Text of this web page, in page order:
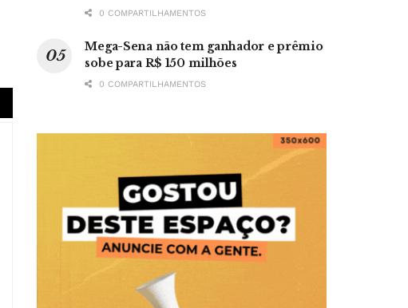
0 COMPARTILHAMENTOS
Mega-Sena não tem ganhador e prêmio
sobe para R$ 150 milhões
0 COMPARTILHAMENTOS